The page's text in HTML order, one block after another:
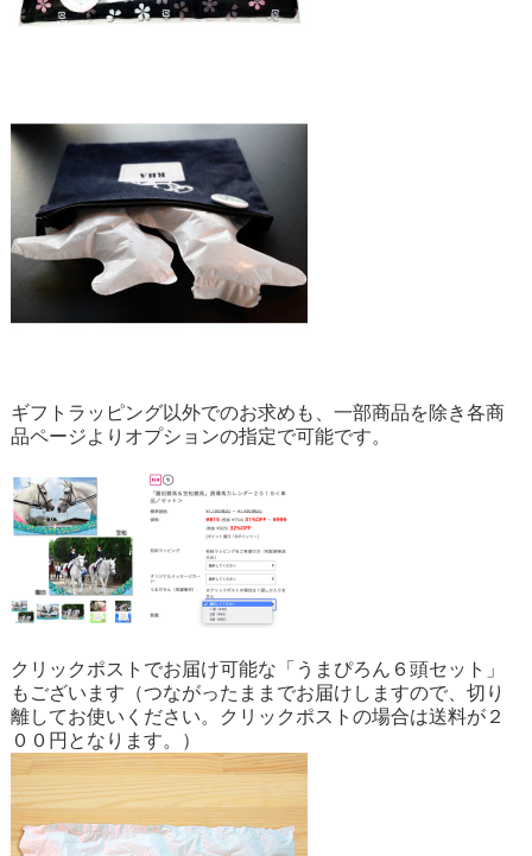
ギフトラッピング以外でのお求めも、一部商品を除き各商
品ページよりオプションの指定で可能です。
クリックポストでお届け可能な 「うまぴろん６頭セット」
もございます（つながったままでお届けしますので、切り
離してお使いください。クリックポストの場合は送料が２
００円となります。）